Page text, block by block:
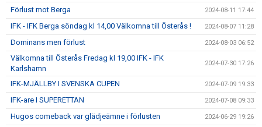
Förlust mot Berga 2024-08-11 17:44
IFK - IFK Berga söndag kl 14,00 Välkomna till Österås ! 2024-08-07 11:28
Dominans men förlust 2024-08-03 06:52
Välkomna till Österås Fredag kl 19,00 IFK - IFK
Karlshamn
2024-07-30 17:26
IFK-MJÄLLBY I SVENSKA CUPEN 2024-07-09 19:33
IFK-are I SUPERETTAN 2024-07-08 09:33
Hugos comeback var glädjeämne i förlusten 2024-06-29 19:26